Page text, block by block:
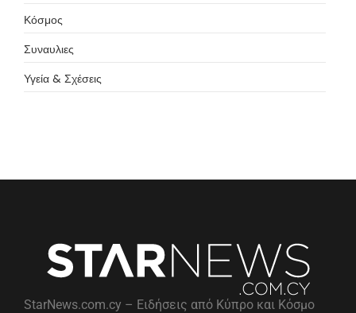
Κόσμος
Συναυλιες
Υγεία & Σχέσεις
StarNews.com.cy – Ειδήσεις από Κύπρο και Κόσμο